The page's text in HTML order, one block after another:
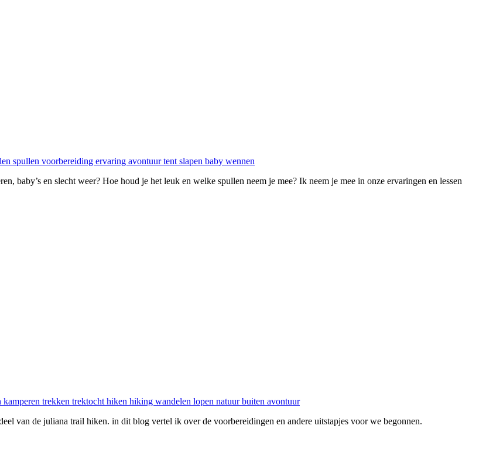
baby’s en slecht weer? Hoe houd je het leuk en welke spullen neem je mee? Ik neem je mee in onze ervaringen en lessen
van de juliana trail hiken. in dit blog vertel ik over de voorbereidingen en andere uitstapjes voor we begonnen.